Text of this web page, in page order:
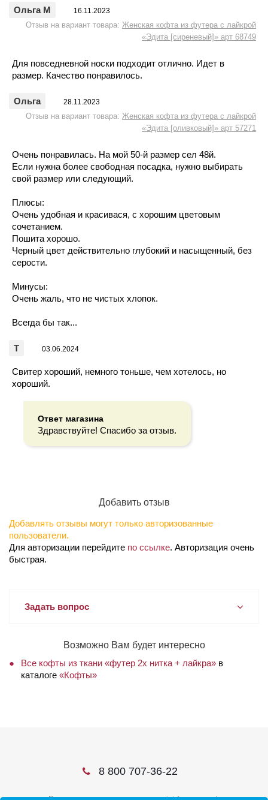
Ольга М 16.11.2023
Отзыв на вариант товара: Женская кофта из футера с лайкрой
«Эдита [сиреневый]» арт 68749
Для повседневной носки подходит отлично. Идет в
размер. Качество понравилось.
Ольга 28.11.2023
Отзыв на вариант товара: Женская кофта из футера с лайкрой
«Эдита [оливковый]» арт 57271
Очень понравилась. На мой 50-й размер сел 48й.
Если нужна более свободная посадка, нужно выбирать
свой размер или следующий.
Плюсы:
Очень удобная и красивася, с хорошим цветовым
сочетанием.
Пошита хорошо.
Черный цвет действительно глубокий и насыщенный, без
серости.
Минусы:
Очень жаль, что не чистых хлопок.
Всегда бы так...
Т 03.06.2024
Свитер хороший, немного тоньше, чем хотелось, но
хороший.
Ответ магазина
Здравствуйте! Спасибо за отзыв.
Добавить отзыв
Добавлять отзывы могут только авторизованные
пользователи.
Для авторизации перейдите по ссылке. Авторизация очень
быстрая.
Задать вопрос
Возможно Вам будет интересно
Все кофты из ткани «футер 2х нитка + лайкра» в
каталоге «Кофты»
8 800 707-36-22